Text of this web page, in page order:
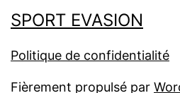
SPORT EVASION
Politique de confidentialité
Fièrement propulsé par